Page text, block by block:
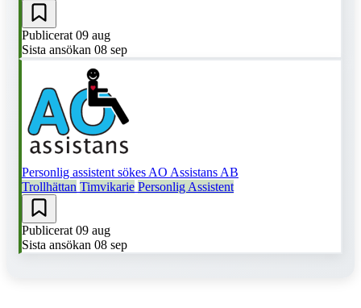
Publicerat 09 aug
Sista ansökan 08 sep
Personlig assistent sökes AO Assistans AB
Trollhättan Timvikarie Personlig Assistent
Publicerat 09 aug
Sista ansökan 08 sep